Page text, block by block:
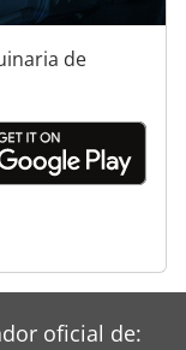
de
oficial de: